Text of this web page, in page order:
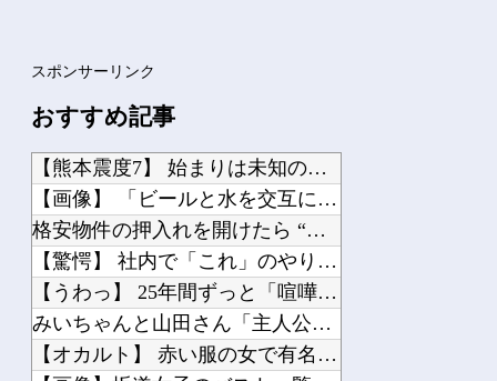
スポンサーリンク
おすすめ記事
【熊本震度7】 始まりは未知の小断層か…見えてきた破壊プロセス
【画像】 「ビールと水を交互に飲まないと倒れるグラス」発売
格安物件の押入れを開けたら “とんでもないモノ” が出てきて絶叫した
【驚愕】 社内で「これ」のやり取りしてたら逮捕されたんだがｗｗｗｗｗｗｗ
【うわっ】 25年間ずっと「喧嘩するほど仲がいい」の意味を『コレ』と勘違いしてた...
みいちゃんと山田さん「主人公がぽっと出のモブに殺されて終わります」←これ
【オカルト】 赤い服の女で有名な梅田「泉の広場」東側が消えていた、遺品の手描き地...